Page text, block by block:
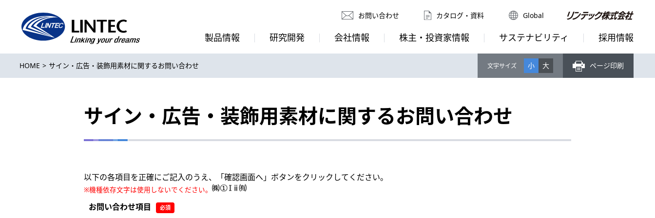
お問い合わせ カタログ・資料 Global
製品情報 研究開発 会社情報 株主・投資家情報 サステナビリティ 採用情報
HOME サイン・広告・装飾用素材に関するお問い合わせ 文字サイズ 小 大 ページ印刷
サイン・広告・装飾用素材に関するお問い合わせ
以下の各項目を正確にご記入のうえ、「確認画面へ」ボタンをクリックしてください。
※機種依存文字は使用しないでください。
お問い合わせ項目 必須